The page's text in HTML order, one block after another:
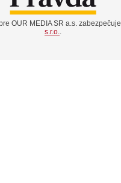
OUR MEDIA SR a.s. zabezpečuje
s.r.o..